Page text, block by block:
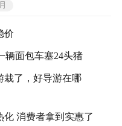
价
辆面包车塞24头猪
了，好导游在哪
消费者拿到实惠了